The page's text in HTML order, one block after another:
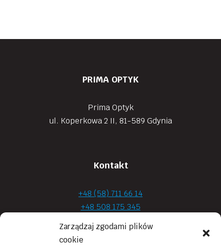
Zarządzaj zgodami plików
cookie
PRIMA OPTYK
Prima Optyk
ul. Koperkowa 2 II, 81-589 Gdynia
Kontakt
+48 (58) 711 66 14
+48 508 175 345
+48 720 870 590
prima.optyk@gmail.com